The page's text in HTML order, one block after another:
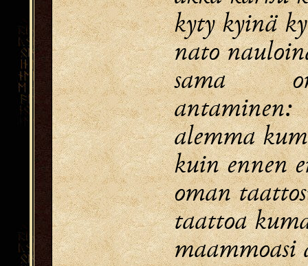
kyty kyinä
nato
sama
antaminen:
alemma
kuin ennen
oman
taattoa